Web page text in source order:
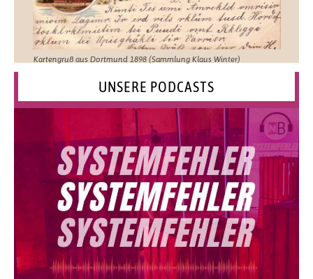
Kartengruß aus Dortmund 1898 (Sammlung Klaus Winter)
UNSERE PODCASTS